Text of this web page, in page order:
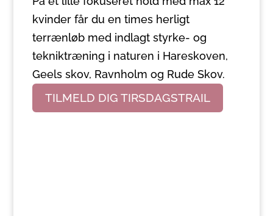
kvinder får du en times herligt
terrænløb med indlagt styrke- og
tekniktræning i naturen i Hareskoven,
Geels skov, Ravnholm og Rude Skov.
TILMELD DIG TIRSDAGSTRAIL